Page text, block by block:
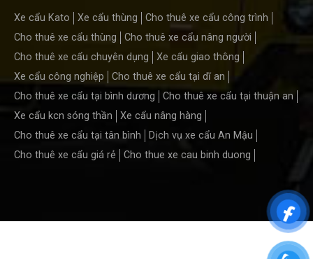
Xe cẩu Kato Xe cẩu thùng
Cho thuê xe cẩu công trình
Cho thuê xe cẩu thùng
Cho thuê xe cẩu nâng người
Cho thuê xe cẩu chuyên dụng
Xe cẩu giao thông
Xe cẩu công nghiệp
Cho thuê xe cẩu tại dĩ an
Cho thuê xe cẩu tại bình dương
Cho thuê xe cẩu tại thuận an
Xe cẩu kcn sóng thần
Xe cẩu nâng hàng
Cho thuê xe cẩu tại tân bình
Dịch vụ xe cẩu An Mậu
Cho thuê xe cẩu giá rẻ
Cho thue xe cau binh duong